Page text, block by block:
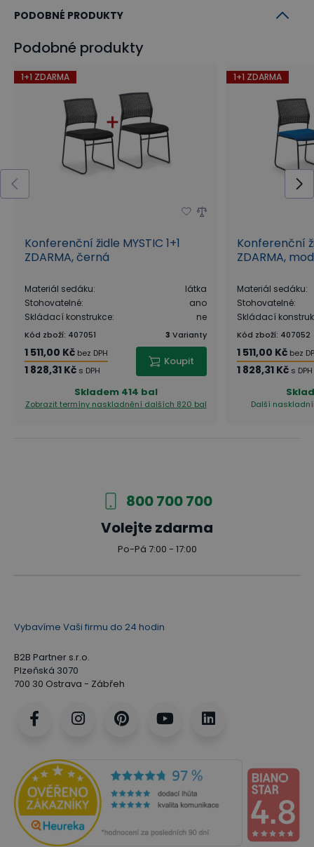
PODOBNÉ PRODUKTY
Podobné produkty
1+1 ZDARMA
Konferenční židle MYSTIC 1+1
ZDARMA, černá
Materiál sedáku:
látka
Stohovatelné:
ano
Skládací konstrukce: ne
Kód zboží: 407051 3 Varianty
1 511,00 Kč bez DPH
1 828,31 Kč s DPH
Koupit
Skladem 414 bal
Zobrazit termíny naskladnění dalších 820 bal
1+1 ZDARMA
Konferenční
ZDARMA,
Materiál sedáku:
Stohovatelné:
Skládací
Kód zboží: 407052
1 511,00 Kč bez
1 828,31 Kč s DPH
Další
800 700 700
Volejte zdarma
Po-Pá 7:00 - 17:00
Vybavíme Vaši firmu do 24 hodin
B2B Partner s.r.o.
Plzeňská 3070
700 30 Ostrava - Zábřeh